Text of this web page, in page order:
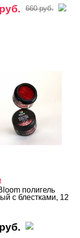
660 руб.
полигель
с блестками, 12